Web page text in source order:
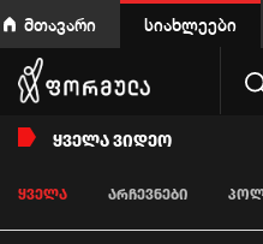
მთავარი სიახლეები
ᲧᲕᲔᲚᲐ ᲕᲘᲓᲔᲝ
ᲧᲕᲔᲚᲐ ᲐᲠᲩᲔᲕᲜᲔᲑᲘ